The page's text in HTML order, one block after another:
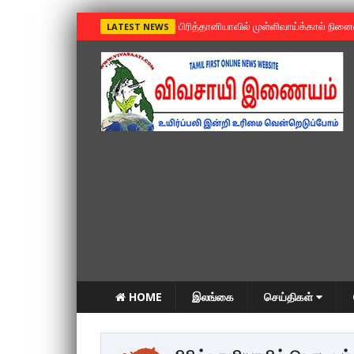
LATEST NEWS »பிரித்தானியாவில் முள்ளிவாய்க்கால்
HOME இலங்கை செய்திகள்